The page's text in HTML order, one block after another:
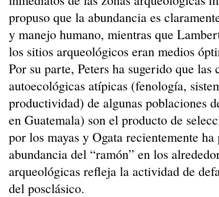
propuso que la abundancia es
y manejo humano, mientras que
los sitios arqueológicos eran medios
Por su parte, Peters ha sugerido que las
autoecológicas atípicas (fenología,
productividad) de algunas poblaciones
en Guatemala) son el producto de
por los mayas y Ogata recientemente
abundancia del “ramón” en los
arqueológicas refleja la actividad de
del posclásico.